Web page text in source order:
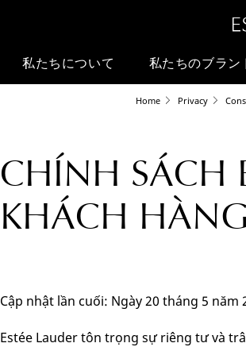
私たちについて 私たちのブラン
Home Privacy
CHÍNH
KHÁCH
Cập nhật lần cuối: Ngày 20 tháng 5 năm
Estée Lauder tôn trọng sự riêng tư và